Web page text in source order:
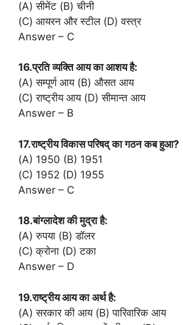
(A) सीमेंट (B) चीनी
(C) आयरन और स्टील (D) वस्त्र
Answer – C
16.प्रति व्यक्ति आय का आशय है:
(A) सम्पूर्ण आय (B) औसत आय
(C) राष्ट्रीय आय (D) सीमान्त आय
Answer – B
17.राष्ट्रीय विकास परिषद् का गठन कब हुआ?
(A) 1950 (B) 1951
(C) 1952 (D) 1955
Answer – C
18.बांग्लादेश की मुद्रा है:
(A) रुपया (B) डॉलर
(C) क्रोना (D) टका
Answer – D
19.राष्ट्रीय आय का अर्थ है:
(A) सरकार की आय (B) पारिवारिक आय